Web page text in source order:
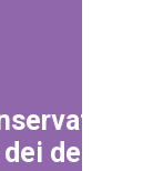
denti